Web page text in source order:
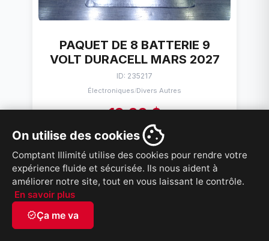
On utilise des cookies
Comptant Illimité utilise des cookies pour rendre votre
expérience fluide et sécurisée. Ils nous aident à
améliorer notre site, tout en vous laissant le contrôle.
En savoir plus
verifiedÇa me va
PAQUET DE 8 BATTERIE 9
VOLT DURACELL MARS 2027
ID: 235217
Électroniques/Divers Autres
19,99 $
VOIR PRODUIT